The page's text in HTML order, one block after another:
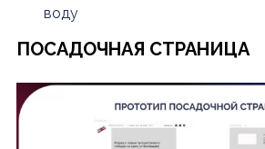
воду
ПОСАДОЧНАЯ СТРАНИЦА